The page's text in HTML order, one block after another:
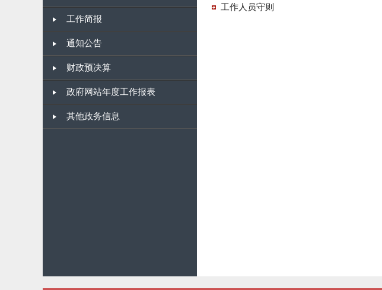
工作简报
通知公告
财政预决算
政府网站年度工作报表
其他政务信息
工作人员守则